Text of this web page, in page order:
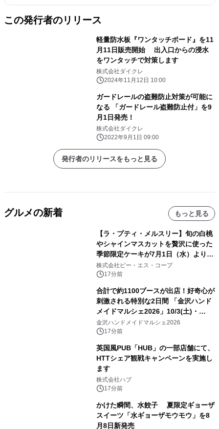
この発行者のリリース
軽量防水板『ワンタッチボード』を11
月11日販売開始 出入口からの浸水
をワンタッチで対策します
株式会社ダイクレ
2024年11月12日 10:00
ガードレールの盗難防止対策が可能に
なる 「ガードレール盗難防止付」を9
月1日発売！
株式会社ダイクレ
2022年9月1日 09:00
発行者のリリースをもっと見る
グルメの新着 もっと見る
【ラ・プティ・メルスリー】旬の白桃
やシャインマスカットを贅沢に使った
季節限定ケーキが7月1日（水）より順
次登場！
株式会社ピー・エス・コープ
17分前
合計で約1100ブースが出店！好奇心が
刺激される特別な2日間 「金沢ハンド
メイドマルシェ2026」10/3(土)・
10/4(日)開催
金沢ハンドメイドマルシェ2026
17分前
英国風PUB「HUB」の一部店舗にて、
HTTシェア観戦キャンペーンを実施し
ます
株式会社ハブ
17分前
かけた瞬間、水餃子 夏限定ギョーザ
スイーツ「水ギョーザモウモウ」を8
月8日新発売